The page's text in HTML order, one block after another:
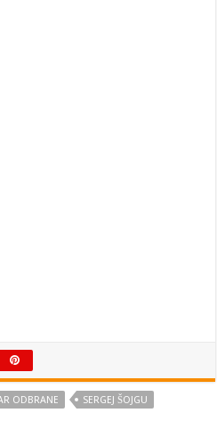
ODBRANE
SERGEJ ŠOJGU